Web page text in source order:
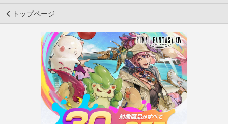
トップページ